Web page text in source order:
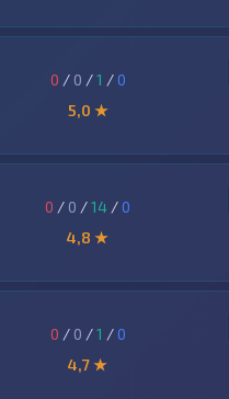
0 / 0 /1 /0
5,0 ★
0 / 0 /14 /0
4,8 ★
0 / 0 /1 /0
4,7 ★